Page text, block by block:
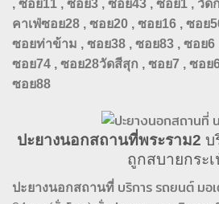
, ซอย11 , ซอย3 , ซอย43 , ซอย1 , วัด
คาเฟ่ซอย28 , ซอย20 , ซอย16 , ซอย
ซอยท่าข้าม , ซอย38 , ซอย83 , ซอย6
ซอย74 , ซอย28วัดสีสุก , ซอย7 , ซอย
ซอย88
ปะยางนอกสถานที่พระราม2 บ
ถูกสบายกระเ
ปะยางนอกสถานที่ บริการ รถยนต์ มอ